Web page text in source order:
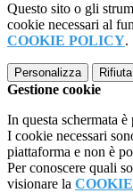
Questo sito o gli
cookie necessari al
COOKIE POLICY.
Personalizza
Gestione cookie
In questa schermata
I cookie necessari
piattaforma e non è
Per conoscere quali
visionare la